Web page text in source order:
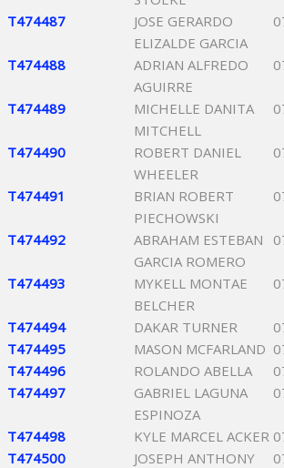
T474487
JOSE GERARDO
ELIZALDE GARCIA
T474488
ADRIAN ALFREDO
AGUIRRE
T474489
MICHELLE DANITA
MITCHELL
T474490
ROBERT DANIEL
WHEELER
T474491
BRIAN ROBERT
PIECHOWSKI
T474492
ABRAHAM ESTEBAN
GARCIA ROMERO
T474493
MYKELL MONTAE
BELCHER
T474494 DAKAR TURNER
T474495
MASON MCFARLAND
T474496
ROLANDO ABELLA
T474497
GABRIEL LAGUNA
ESPINOZA
T474498 KYLE MARCEL ACKER
T474500
JOSEPH ANTHONY